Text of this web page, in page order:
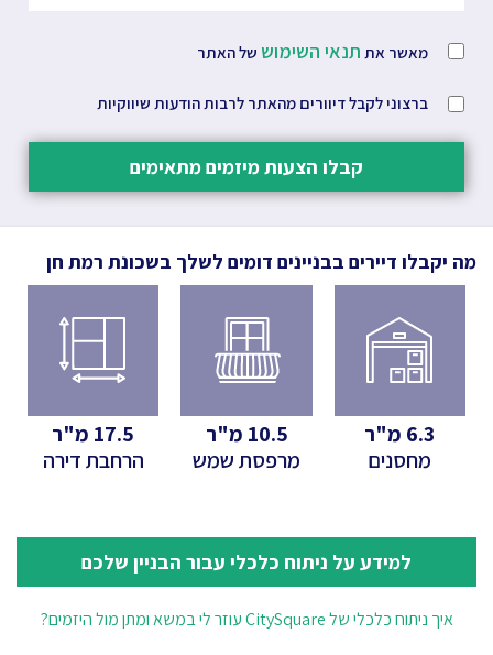
מאשר את תנאי השימוש של האתר
ברצוני לקבל דיוורים מהאתר לרבות הודעות שיווקיות
קבלו הצעות מיזמים מתאימים
מה יקבלו דיירים בבניינים דומים לשלך בשכונת רמת חן
6.3 מ"ר
מחסנים
10.5 מ"ר
מרפסת שמש
17.5 מ"ר
הרחבת דירה
למידע על ניתוח כלכלי עבור הבניין שלכם
איך ניתוח כלכלי של CitySquare עוזר לי במשא ומתן מול היזמים?